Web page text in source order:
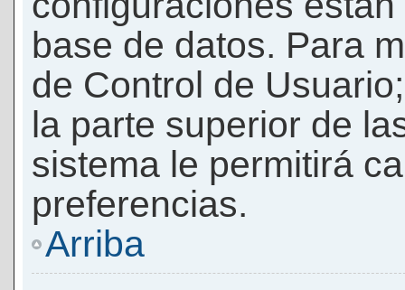
base de datos. Para
de Control de
la parte superior de
sistema le permitirá
preferencias.
Arriba